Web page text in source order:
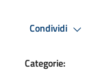
Condividi
Categorie: